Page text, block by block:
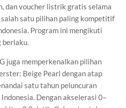
dan voucher listrik gratis selama
satu pilihan paling kompetitif
Program ini mengikuti
berlaku.
juga memperkenalkan pilihan
Beige Pearl dengan atap
satu tahun peluncuran
Dengan akselerasi 0–